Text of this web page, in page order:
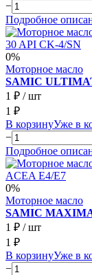
−
Подробное
0%
Моторное масло
SAMIC
1 ₽ / шт
1 ₽
В корзинуУже в
−
Подробное
0%
Моторное масло
SAMIC MAXIMA
1 ₽ / шт
1 ₽
В корзинуУже в
−